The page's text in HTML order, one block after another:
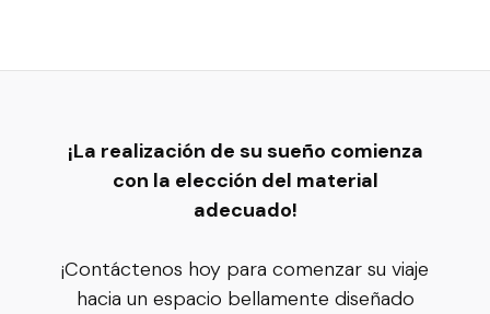
¡La realización de su sueño comienza
con la elección del material
adecuado!
¡Contáctenos hoy para comenzar su viaje
hacia un espacio bellamente diseñado